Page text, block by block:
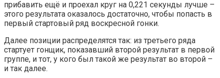
прибавить ещё и проехал круг на 0,221 секунды лучше –
этого результата оказалось достаточно, чтобы попасть в
первый стартовый ряд воскресной гонки.
Далее позиции распределятся так: из третьего ряда
стартует гонщик, показавший второй результат в первой
группе, и тот, у кого был такой же результат во второй –
и так далее.